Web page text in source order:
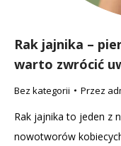
Rak jajnika –
warto zwrócić
Bez kategorii Przez
Rak jajnika to jeden z
nowotworów